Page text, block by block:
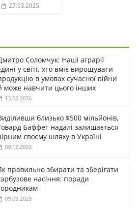
27.03.2025
Соломчук: Наші аграрії
у світі, хто вміє вирощувати
в умовах сучасної війни
може навчити цього інших
13.02.2026
близько $500 мільйонів,
Баффет надалі залишається
своєму шляху в Україні
09.12.2023
правильно збирати та зберігати
насіння: поради
09.09.2023